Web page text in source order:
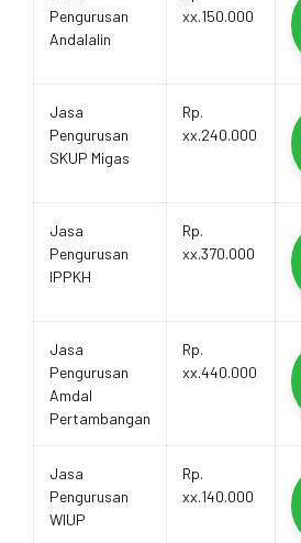
Pengurusan
Andalalin
xx.150.000
Jasa
Pengurusan
SKUP Migas
Rp.
xx.240.000
Jasa
Pengurusan
IPPKH
Rp.
xx.370.000
Jasa
Pengurusan
Amdal
Pertambangan
Rp.
xx.440.000
Jasa
Pengurusan
WIUP
Rp.
xx.140.000